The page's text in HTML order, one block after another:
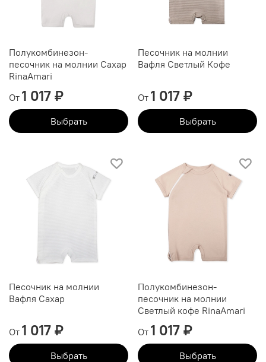
Полукомбинезон-
песочник на молнии Сахар
RinaAmari
От 1 017 ₽
Выбрать
Песочник на молнии
Вафля Светлый Кофе
От 1 017 ₽
Выбрать
Песочник на молнии
Вафля Сахар
От 1 017 ₽
Выбрать
Полукомбинезон-
песочник на молнии
Светлый кофе RinaAmari
От 1 017 ₽
Выбрать